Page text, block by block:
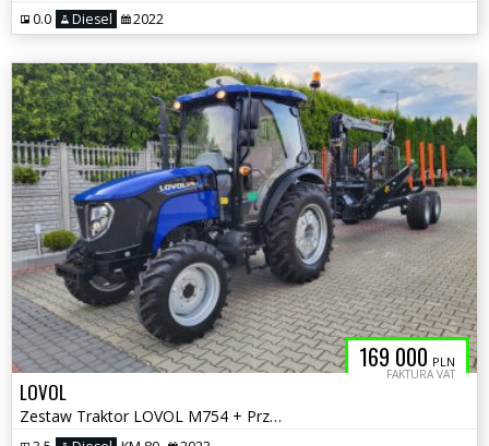
0.0 Diesel 2022
169 000 PLN
FAKTURA VAT
LOVOL
Zestaw Traktor LOVOL M754 + Przyczepa BMF 8T2Pro